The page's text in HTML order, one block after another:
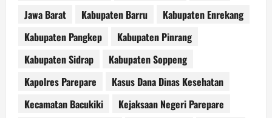
Jawa Barat
Kabupaten Barru
Kabupaten Enrekang
Kabupaten Pangkep
Kabupaten Pinrang
Kabupaten Sidrap
Kabupaten Soppeng
Kapolres Parepare
Kasus Dana Dinas Kesehatan
Kecamatan Bacukiki
Kejaksaan Negeri Parepare